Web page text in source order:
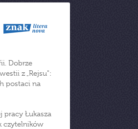
Dobrze
z „Rejsu":
postaci na
Łukasza
czytelników